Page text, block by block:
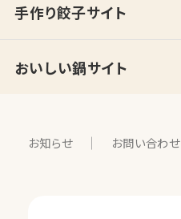
手作り餃子サイト
おいしい鍋サイト
お知らせ お問い合わせ